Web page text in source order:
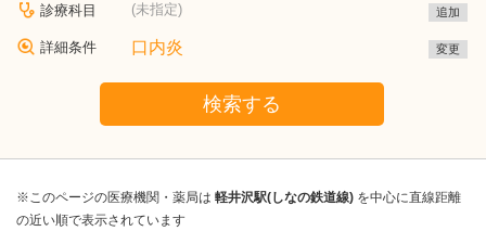
診療科目 (未指定) 追加
詳細条件 口内炎 変更
検索する
※このページの医療機関・薬局は 軽井沢駅(しなの鉄道線) を中心に直線距離
の近い順で表示されています